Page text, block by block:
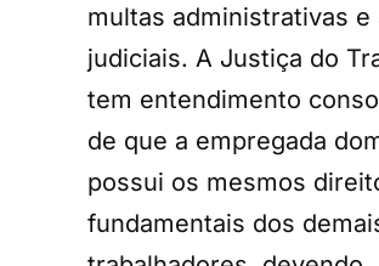
multas administrativas e
judiciais. A Justiça do
tem entendimento
de que a empregada
possui os mesmos
fundamentais dos